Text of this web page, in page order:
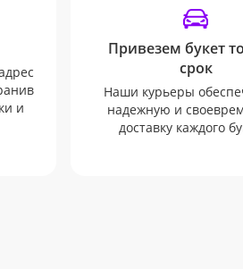
и
Привезем букет
срок
Наши курьеры
надежную и
доставку каждого